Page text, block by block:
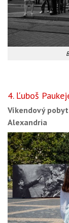
4. Ľuboš
Víkendový
Alexandria